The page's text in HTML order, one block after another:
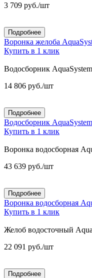
3 709 руб./шт
Подробнее
Воронка желоба
Купить в 1 клик
Водосборник
14 806 руб./шт
Подробнее
Водосборник
Купить в 1 клик
Воронка водосборная
43 639 руб./шт
Подробнее
Воронка водосборная
Купить в 1 клик
Желоб водосточный
22 091 руб./шт
Подробнее